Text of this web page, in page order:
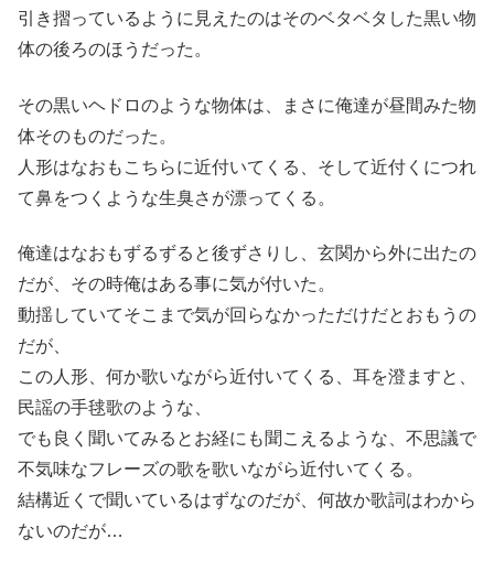
引き摺っているように見えたのはそのベタベタした黒い物
体の後ろのほうだった。
その黒いヘドロのような物体は、まさに俺達が昼間みた物
体そのものだった。
人形はなおもこちらに近付いてくる、そして近付くにつれ
て鼻をつくような生臭さが漂ってくる。
俺達はなおもずるずると後ずさりし、玄関から外に出たの
だが、その時俺はある事に気が付いた。
動揺していてそこまで気が回らなかっただけだとおもうの
だが、
この人形、何か歌いながら近付いてくる、耳を澄ますと、
民謡の手毬歌のような、
でも良く聞いてみるとお経にも聞こえるような、不思議で
不気味なフレーズの歌を歌いながら近付いてくる。
結構近くで聞いているはずなのだが、何故か歌詞はわから
ないのだが…